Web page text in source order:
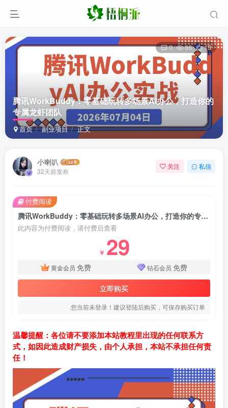
腾讯WorkBuddy：零基础玩转多场景AI办公，打造你的
专属龙虾团队
首页 副业项目 正文
0 86 13
小喇叭
32天前发布
关注 私信
腾讯WorkBuddy：零基础玩转多场景AI办公，打造你的专属龙虾团队
此内容为付费阅读，请付费后查看
￥ 29
黄金会员 免费 钻石会员 免费
立即购买
您当前未登录！建议登陆后购买，可保存购买订单
付费阅读
温馨提醒：各位请不要添加本站教程里出现的任何联系方
式，如因此造成财产损失，由个人承担，本站不承担任何责
任！